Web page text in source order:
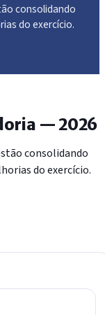
consolidando
do exercício.
— 2026
consolidando
do exercício.